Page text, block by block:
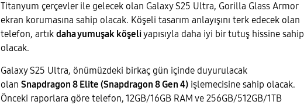
Titanyum çerçevler ile gelecek olan Galaxy S25 Ultra, Gorilla Glass Armor
ekran korumasına sahip olacak. Köşeli tasarım anlayışını terk edecek olan
telefon, artık daha yumuşak köşeliyapısıyla daha iyi bir tutuş hissine sahip
olacak.
Galaxy S25 Ultra, önümüzdeki birkaç gün içinde duyurulacak
olan Snapdragon 8 Elite (Snapdragon 8 Gen 4) işlemecisine sahip olacak.
Önceki raporlara göre telefon, 12GB/16GB RAM ve 256GB/512GB/1TB